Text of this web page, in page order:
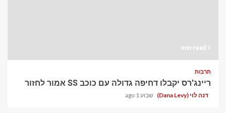
1 min read
תרבות
ריינג'רס יקבלו דחיפה גדולה עם כוכב SS אמור לחזור
דנה לוי (Dana Levy) שבוע 1 ago